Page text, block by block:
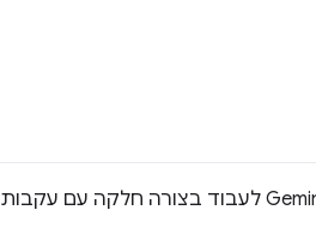
, האתגר ההנדסי העיקרי היה לגרום ל-Gemini לעבוד בצורה חלקה עם עקבות